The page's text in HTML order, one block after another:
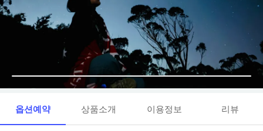
옵션예약 상품소개 이용정보 리뷰